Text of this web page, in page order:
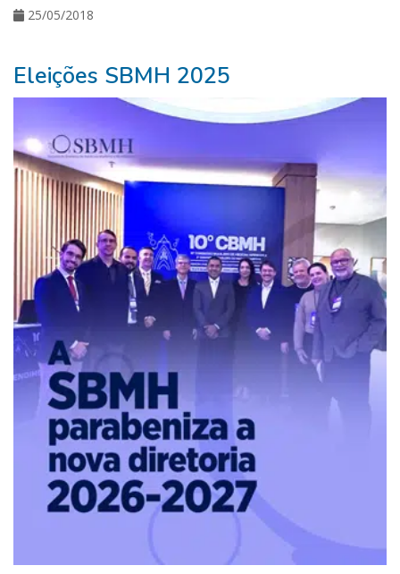
25/05/2018
Eleições SBMH 2025